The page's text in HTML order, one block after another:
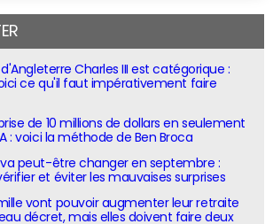
Charles III est catégorique :
ce qu'il faut impérativement faire
de 10 millions de dollars en seulement
: voici la méthode de Ben Broca
peut-être changer en septembre :
et éviter les mauvaises surprises
vont pouvoir augmenter leur retraite
décret, mais elles doivent faire deux